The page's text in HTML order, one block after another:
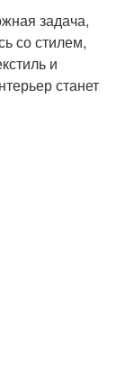
задача,
со стилем,
и
станет